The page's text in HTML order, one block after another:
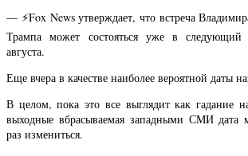
— ⚡️Fox News утверждает, что встреча
Трампа может состояться уже в
августа.
Еще вчера в качестве наиболее вероятной даты
В целом, пока это все выглядит как гадание
выходные вбрасываемая западными СМИ дата
раз измениться.